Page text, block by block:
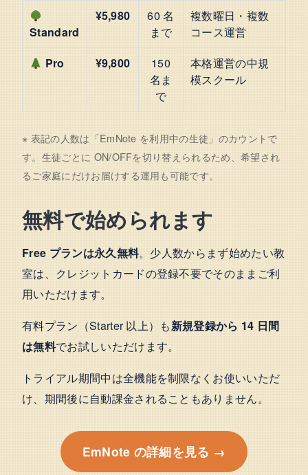
Standard
¥5,980
60 名
まで
複数曜日・複数
コース運営
Pro
¥9,800
150
名ま
で
本格運営の中規
模スクール
※ 表記の人数は「EmNote を利用中の生徒」のカウントで
す。生徒ごとに ON/OFFを切り替えられるため、希望され
るご家庭にだけお届けする運用も可能です。
無料で始められます
Free プランは永久無料。少人数からまず始めたい教
室は、クレジットカードの登録不要でそのままご利
用いただけます。
有料プラン（Starter 以上）も新規登録から 14 日間
は無料でお試しいただけます。
トライアル期間中は全機能を制限なくお使いいただ
け、期間後に自動課金されることもありません。
EmNote の詳細を見る →